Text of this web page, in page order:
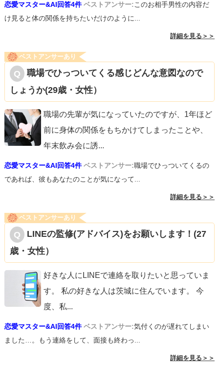
恋愛マスター&AI回答4件 ベストアンサー:このお相手男性の内容だ
け見ると体の関係を持ちたいだけのように...
詳細を見る＞＞
ベストアンサーあり
職場でひっついてくる感じどんな意図なので
しょうか(29歳・女性）
職場の先輩が気になっていたのですが、1年ほど
前に身体の関係をもちかけてしまったことや、
年末飲み会に誘...
恋愛マスター&AI回答4件 ベストアンサー:職場でひっついてくるの
であれば、彼もあなたのことが気になって...
詳細を見る＞＞
ベストアンサーあり
LINEの監修(アドバイス)をお願いします！(27
歳・女性）
好きな人にLINEで連絡を取りたいと思っていま
す。 私の好きな人は茨城に住んでいます。 今
度、私...
恋愛マスター&AI回答4件 ベストアンサー:気付くのが遅れてしまい
ました…。もう連絡をして、面接も終わっ...
詳細を見る＞＞